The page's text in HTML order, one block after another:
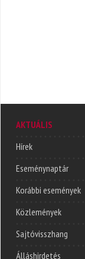
AKTUÁLIS
Hírek
Eseménynaptár
Korábbi események
Közlemények
Sajtóvisszhang
Álláshirdetés